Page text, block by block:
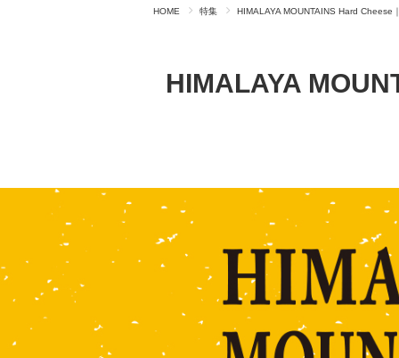
HOME 特集 HIMALAYA MOUNTAINS Hard Cheese
HIMALAYA